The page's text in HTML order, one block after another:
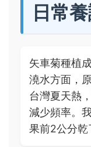
日常
矢車菊種植
澆水方面，
台灣夏天熱
減少頻率。
果前2公分乾